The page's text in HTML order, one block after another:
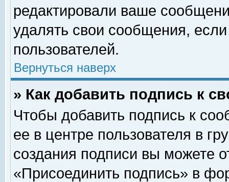
редактировали ваше
удалять свои сообщения,
пользователей.
Вернуться наверх
» Как добавить подпись к
Чтобы добавить подпись к
ее в центре пользователя в
создания подписи вы можете
«Присоединить подпись» в